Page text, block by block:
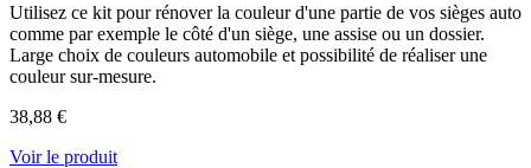
Utilisez ce kit pour rénover la couleur d'une partie de vos sièges auto
comme par exemple le côté d'un siège, une assise ou un dossier.
Large choix de couleurs automobile et possibilité de réaliser une
couleur sur-mesure.
38,88 €
Voir le produit